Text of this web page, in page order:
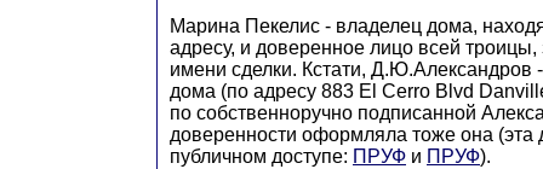
Марина Пекелис - владелец дома,
адресу, и доверенное лицо всей
имени сделки. Кстати, Д.Ю.Александров
дома (по адресу 883 El Cerro Blvd
по собственноручно подписанной
доверенности оформляла тоже она (эта
публичном доступе: ПРУФ и ПРУФ).